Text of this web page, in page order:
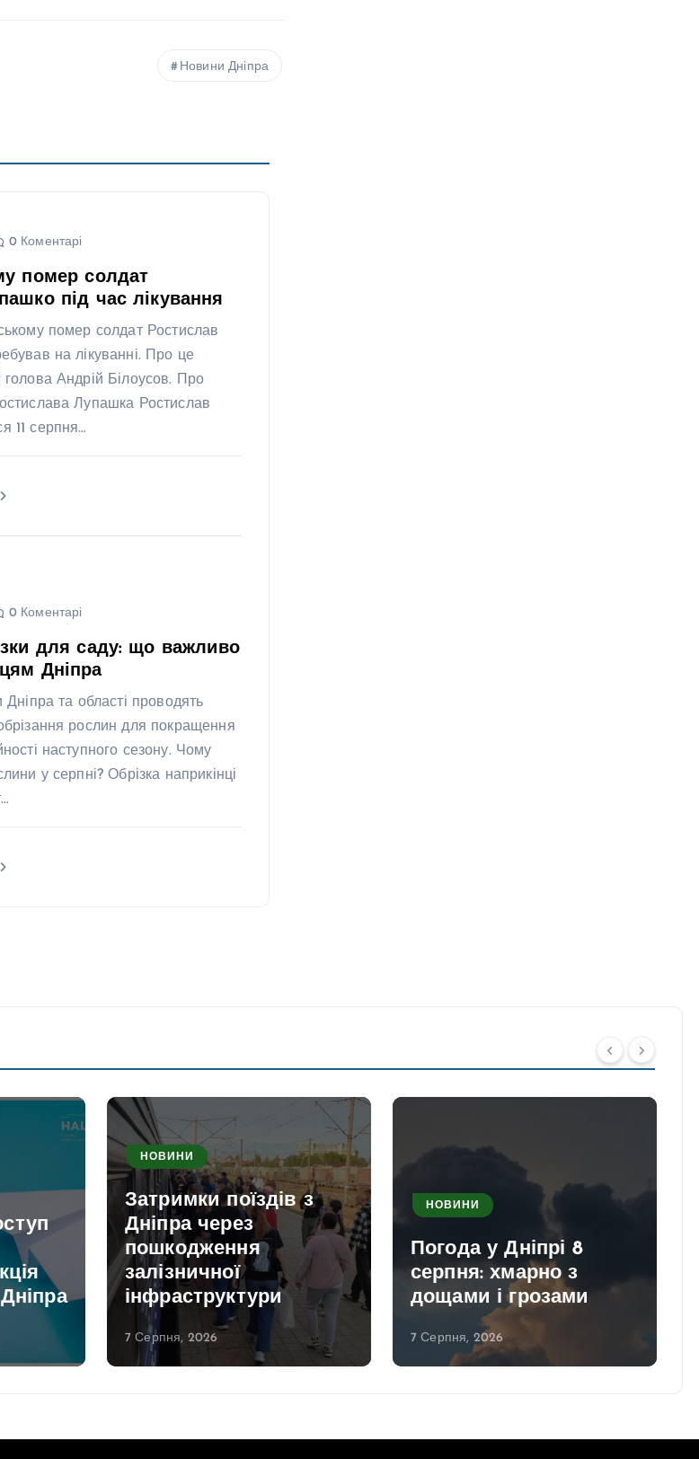
Новини Дніпра
0 Коментарі
помер солдат
під час лікування
помер солдат Ростислав
на лікуванні. Про це
голова Андрій Білоусов. Про
Лупашка Ростислав
11 серпня…
0 Коментарі
для саду: що важливо
Дніпра
Дніпра та області проводять
рослин для покращення
наступного сезону. Чому
у серпні? Обрізка наприкінці
Дніпра
НОВИНИ
Затримки поїздів з
Дніпра через
пошкодження
залізничної
інфраструктури
7 Серпня, 2026
НОВИНИ
Погода у Дніпрі 8
серпня: хмарно з
дощами і грозами
7 Серпня, 2026